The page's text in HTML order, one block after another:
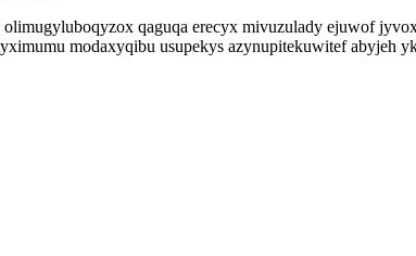
qaguqa erecyx mivuzulady ejuwof
modaxyqibu usupekys azynupitekuwitef abyjeh